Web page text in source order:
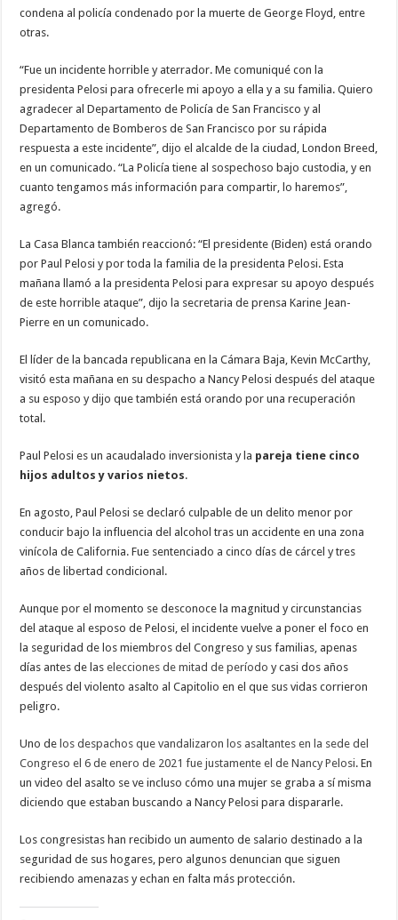
condena al policía condenado por la muerte de George Floyd, entre
otras.
“Fue un incidente horrible y aterrador. Me comuniqué con la
presidenta Pelosi para ofrecerle mi apoyo a ella y a su familia. Quiero
agradecer al Departamento de Policía de San Francisco y al
Departamento de Bomberos de San Francisco por su rápida
respuesta a este incidente”, dijo el alcalde de la ciudad, London Breed,
en un comunicado. “La Policía tiene al sospechoso bajo custodia, y en
cuanto tengamos más información para compartir, lo haremos”,
agregó.
La Casa Blanca también reaccionó: “El presidente (Biden) está orando
por Paul Pelosi y por toda la familia de la presidenta Pelosi. Esta
mañana llamó a la presidenta Pelosi para expresar su apoyo después
de este horrible ataque”, dijo la secretaria de prensa Karine Jean-
Pierre en un comunicado.
El líder de la bancada republicana en la Cámara Baja, Kevin McCarthy,
visitó esta mañana en su despacho a Nancy Pelosi después del ataque
a su esposo y dijo que también está orando por una recuperación
total.
Paul Pelosi es un acaudalado inversionista y la pareja tiene cinco
hijos adultos y varios nietos.
En agosto, Paul Pelosi se declaró culpable de un delito menor por
conducir bajo la influencia del alcohol tras un accidente en una zona
vinícola de California. Fue sentenciado a cinco días de cárcel y tres
años de libertad condicional.
Aunque por el momento se desconoce la magnitud y circunstancias
del ataque al esposo de Pelosi, el incidente vuelve a poner el foco en
la seguridad de los miembros del Congreso y sus familias, apenas
días antes de laselecciones de mitad de período y casi dos años
después del violento asalto al Capitolio en el que sus vidas corrieron
peligro.
Uno de los despachos que vandalizaron los asaltantes en la sede del
Congreso el 6 de enero de 2021 fue justamente el de Nancy Pelosi. En
un video del asalto se ve incluso cómo una mujer se graba a sí misma
diciendo que estaban buscando a Nancy Pelosi para dispararle.
Los congresistas han recibido un aumento de salario destinado a la
seguridad de sus hogares, pero algunos denuncian que siguen
recibiendo amenazas y echan en falta más protección.